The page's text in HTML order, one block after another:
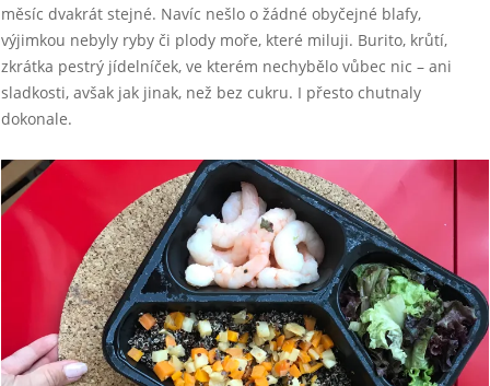
měsíc dvakrát stejné. Navíc nešlo o žádné obyčejné blafy,
výjimkou nebyly ryby či plody moře, které miluji. Burito, krůtí,
zkrátka pestrý jídelníček, ve kterém nechybělo vůbec nic – ani
sladkosti, avšak jak jinak, než bez cukru. I přesto chutnaly
dokonale.